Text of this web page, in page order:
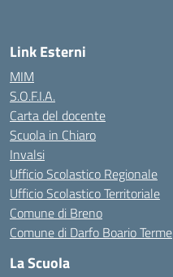
Link Esterni
MIM
S.O.F.I.A.
Carta del docente
Scuola in Chiaro
Invalsi
Ufficio Scolastico Regionale
Ufficio Scolastico Territoriale
Comune di Breno
Comune di Darfo Boario Terme
La Scuola